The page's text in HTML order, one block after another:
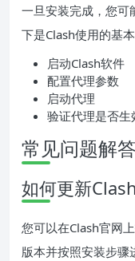
一旦安装完成，您可
下是Clash使用的基本
启动Clash软件
配置代理参数
启动代理
验证代理是否生
常见问题解答
如何更新
您可以在Clash官网
版本并按照安装步骤